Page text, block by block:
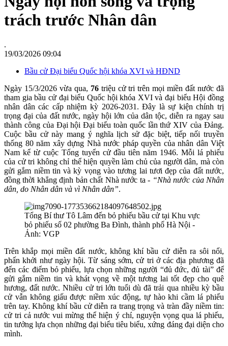
trách trước Nhân dân
.
19/03/2026 09:04
Bầu cử Đại biểu Quốc hội khóa XVI và HĐND
Ngày 15/3/2026 vừa qua, 76 triệu cử tri trên mọi miền đất nước đã
tham gia bầu cử đại biểu Quốc hội khóa XVI và đại biểu Hội đồng
nhân dân các cấp nhiệm kỳ 2026-2031. Đây là sự kiện chính trị
trọng đại của đất nước, ngày hội lớn của dân tộc, diễn ra ngay sau
thành công của Đại hội Đại biểu toàn quốc lần thứ XIV của Đảng.
Cuộc bầu cử này mang ý nghĩa lịch sử đặc biệt, tiếp nối truyền
thống 80 năm xây dựng Nhà nước pháp quyền của nhân dân Việt
Nam kể từ cuộc Tổng tuyển cử đầu tiên năm 1946. Mỗi lá phiếu
của cử tri không chỉ thể hiện quyền làm chủ của người dân, mà còn
gửi gắm niềm tin và kỳ vọng vào tương lai tươi đẹp của đất nước,
đồng thời khẳng định bản chất Nhà nước ta - “Nhà nước của Nhân
dân, do Nhân dân và vì Nhân dân”.
Tổng Bí thư Tô Lâm đến bỏ phiếu bầu cử tại Khu vực
bỏ phiếu số 02 phường Ba Đình, thành phố Hà Nội -
Ảnh: VGP
Trên khắp mọi miền đất nước, không khí bầu cử diễn ra sôi nổi,
phấn khởi như ngày hội. Từ sáng sớm, cử tri ở các địa phương đã
đến các điểm bỏ phiếu, lựa chọn những người “đủ đức, đủ tài” để
gửi gắm niềm tin và khát vọng về một tương lai tốt đẹp cho quê
hương, đất nước. Nhiều cử tri lớn tuổi dù đã trải qua nhiều kỳ bầu
cử vẫn không giấu được niềm xúc động, tự hào khi cầm lá phiếu
trên tay. Không khí bầu cử diễn ra trang trọng và tràn đầy niềm tin:
cử tri cả nước vui mừng thể hiện ý chí, nguyện vọng qua lá phiếu,
tin tưởng lựa chọn những đại biểu tiêu biểu, xứng đáng đại diện cho
mình.